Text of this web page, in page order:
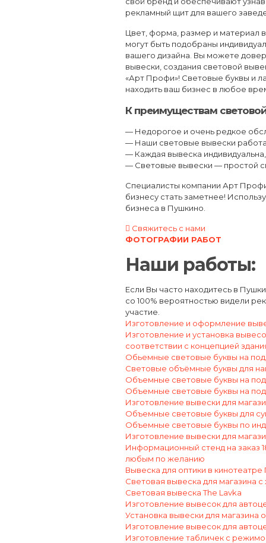
рекламный щит для вашего
Цвет, форма, размер и материал
могут быть подобраны
вашего дизайна. Вы можете
вывески, создания световой
«Арт Профи»! Световые буквы и
находить ваш бизнес в любое
К преимуществам
— Недорогое и очень редкое
— Наши световые вывески
— Каждая вывеска
— Световые вывески — простой
Специалисты компании Арт
бизнесу стать заметнее!
бизнеса в Пушкино.
Свяжитесь с нами
ФОТОГРАФИИ РАБОТ
Наши работы:
Если Вы часто находитесь в
со 100% вероятностью видели
участие.
Изготовление и оформление
Изготовление и установка
соответствии с концепцией
Обьемные световые буквы на
Световые объёмные буквы для
Объемные световые буквы на
Объемные световые буквы на
Изготовление вывески для
Объемные световые буквы для
Объемные световые буквы по
Изготовление вывески для
Информационный стенд на заказ
любым по желанию
Вывеска для оптики в
Световая вывеска для магазина
Световая вывеска The Lavka
Изготовление вывесок для
Установка вывески для магазина
Изготовление вывесок для
Изготовление табличек с